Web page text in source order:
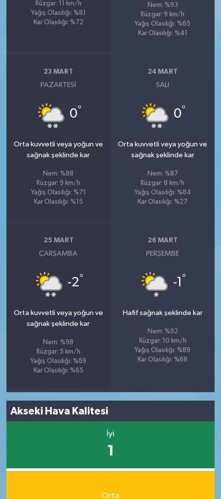
Rüzgar: 11 km/h
Yağış Olasılığı: %81
Kar Olasılığı: %72
Nem: %93
Rüzgar: 9 km/h
Yağış Olasılığı: %65
Kar Olasılığı: %41
23 MART
PAZARTESI
0°
Orta kuvvetli veya yoğun ve
sağnak şeklinde kar
Nem: %88
Rüzgar: 9 km/h
Yağış Olasılığı: %71
Kar Olasılığı: %15
24 MART
SALI
0°
Orta kuvvetli veya yoğun ve
sağnak şeklinde kar
Nem: %87
Rüzgar: 8 km/h
Yağış Olasılığı: %84
Kar Olasılığı: %27
25 MART
ÇARŞAMBA
-2°
Orta kuvvetli veya yoğun ve
sağnak şeklinde kar
Nem: %98
Rüzgar: 5 km/h
Yağış Olasılığı: %69
Kar Olasılığı: %65
26 MART
PERŞEMBE
-1 °
Hafif sağnak şeklinde kar
Nem: %92
Rüzgar: 10 km/h
Yağış Olasılığı: %89
Kar Olasılığı: %68
Akseki Hava Kalitesi
İyi
1
Orta